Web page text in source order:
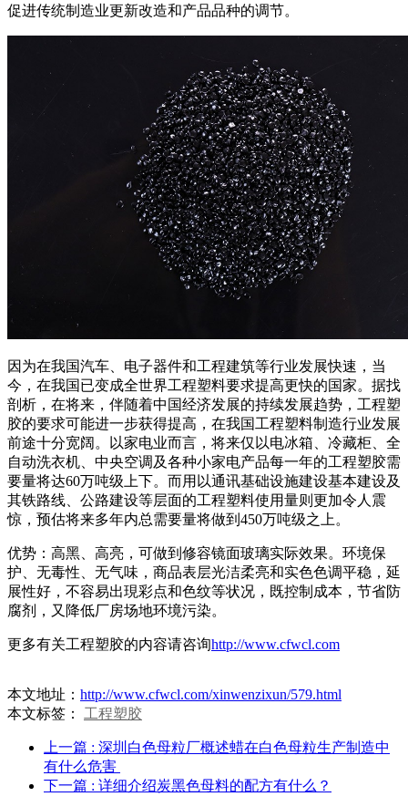
促进传统制造业更新改造和产品品种的调节。
因为在我国汽车、电子器件和工程建筑等行业发展快速，当
今，在我国已变成全世界工程塑料要求提高更快的国家。据找
剖析，在将来，伴随着中国经济发展的持续发展趋势，工程塑
胶的要求可能进一步获得提高，在我国工程塑料制造行业发展
前途十分宽阔。以家电业而言，将来仅以电冰箱、冷藏柜、全
自动洗衣机、中央空调及各种小家电产品每一年的工程塑胶需
要量将达60万吨级上下。而用以通讯基础设施建设基本建设及
其铁路线、公路建设等层面的工程塑料使用量则更加令人震
惊，预估将来多年内总需要量将做到450万吨级之上。
优势：高黑、高亮，可做到修容镜面玻璃实际效果。环境保
护、无毒性、无气味，商品表层光洁柔亮和实色色调平稳，延
展性好，不容易出現彩点和色纹等状况，既控制成本，节省防
腐剂，又降低厂房场地环境污染。
更多有关工程塑胶的内容请咨询http://www.cfwcl.com
本文地址： http://www.cfwcl.com/xinwenzixun/579.html
本文标签： 工程塑胶
上一篇 : 深圳白色母粒厂概述蜡在白色母粒生产制造中
有什么危害 ​
下一篇 : 详细介绍炭黑色母料的配方有什么？